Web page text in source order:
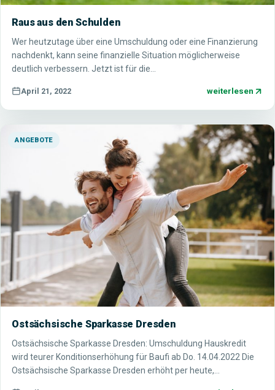
Raus aus den Schulden
Wer heutzutage über eine Umschuldung oder eine Finanzierung
nachdenkt, kann seine finanzielle Situation möglicherweise
deutlich verbessern. Jetzt ist für die…
April 21, 2022 weiterlesen
ANGEBOTE
Ostsächsische Sparkasse Dresden
Ostsächsische Sparkasse Dresden: Umschuldung Hauskredit
wird teurer Konditionserhöhung für Baufi ab Do. 14.04.2022 Die
Ostsächsische Sparkasse Dresden erhöht per heute,…